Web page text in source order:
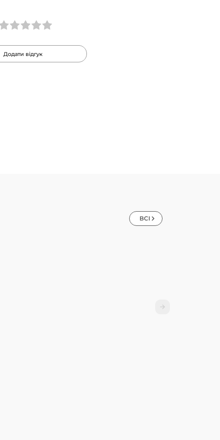
Додати відгук
ВСІ